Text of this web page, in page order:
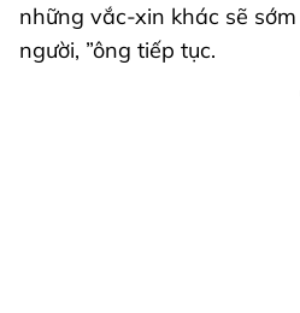
những vắc-xin khác sẽ
người, ”ông tiếp tục.